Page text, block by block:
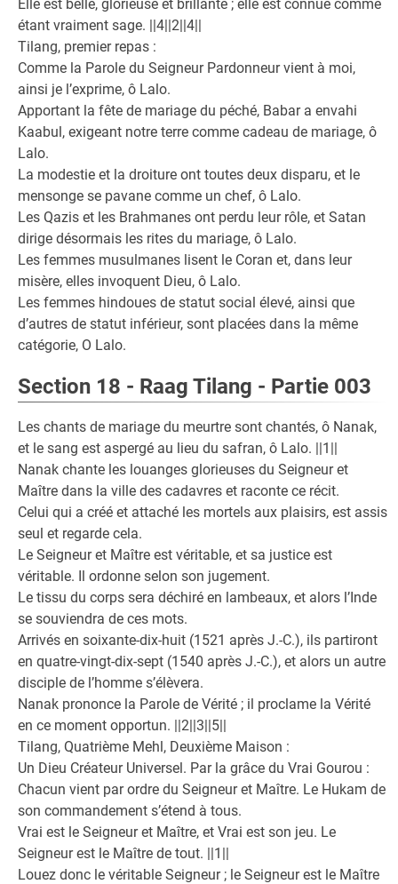
Elle est belle, glorieuse et brillante ; elle est connue comme
étant vraiment sage. ||4||2||4||
Tilang, premier repas :
Comme la Parole du Seigneur Pardonneur vient à moi,
ainsi je l’exprime, ô Lalo.
Apportant la fête de mariage du péché, Babar a envahi
Kaabul, exigeant notre terre comme cadeau de mariage, ô
Lalo.
La modestie et la droiture ont toutes deux disparu, et le
mensonge se pavane comme un chef, ô Lalo.
Les Qazis et les Brahmanes ont perdu leur rôle, et Satan
dirige désormais les rites du mariage, ô Lalo.
Les femmes musulmanes lisent le Coran et, dans leur
misère, elles invoquent Dieu, ô Lalo.
Les femmes hindoues de statut social élevé, ainsi que
d’autres de statut inférieur, sont placées dans la même
catégorie, O Lalo.
Section 18 - Raag Tilang - Partie 003
Les chants de mariage du meurtre sont chantés, ô Nanak,
et le sang est aspergé au lieu du safran, ô Lalo. ||1||
Nanak chante les louanges glorieuses du Seigneur et
Maître dans la ville des cadavres et raconte ce récit.
Celui qui a créé et attaché les mortels aux plaisirs, est assis
seul et regarde cela.
Le Seigneur et Maître est véritable, et sa justice est
véritable. Il ordonne selon son jugement.
Le tissu du corps sera déchiré en lambeaux, et alors l’Inde
se souviendra de ces mots.
Arrivés en soixante-dix-huit (1521 après J.-C.), ils partiront
en quatre-vingt-dix-sept (1540 après J.-C.), et alors un autre
disciple de l’homme s’élèvera.
Nanak prononce la Parole de Vérité ; il proclame la Vérité
en ce moment opportun. ||2||3||5||
Tilang, Quatrième Mehl, Deuxième Maison :
Un Dieu Créateur Universel. Par la grâce du Vrai Gourou :
Chacun vient par ordre du Seigneur et Maître. Le Hukam de
son commandement s’étend à tous.
Vrai est le Seigneur et Maître, et Vrai est son jeu. Le
Seigneur est le Maître de tout. ||1||
Louez donc le véritable Seigneur ; le Seigneur est le Maître